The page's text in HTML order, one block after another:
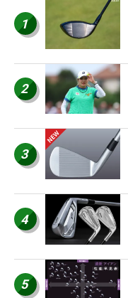
1
2
3
4
5